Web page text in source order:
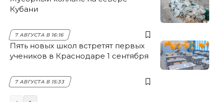
Кубани
7 АВГУСТА В 16:16
Пять новых школ встретят первых
учеников в Краснодаре 1 сентября
7 АВГУСТА В 15:33